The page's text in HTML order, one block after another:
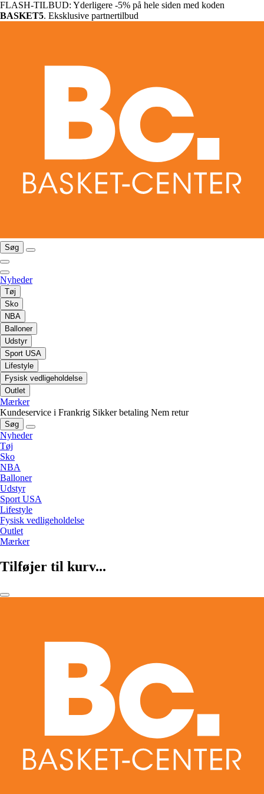
FLASH-TILBUD: Yderligere -5% på hele siden med koden
BASKET5. Eksklusive partnertilbud
Søg
Nyheder
Tøj
Sko
NBA
Balloner
Udstyr
Sport USA
Lifestyle
Fysisk vedligeholdelse
Outlet
Mærker
Kundeservice i Frankrig Sikker betaling Nem retur
Søg
Nyheder
Tøj
Sko
NBA
Balloner
Udstyr
Sport USA
Lifestyle
Fysisk vedligeholdelse
Outlet
Mærker
Tilføjer til kurv...